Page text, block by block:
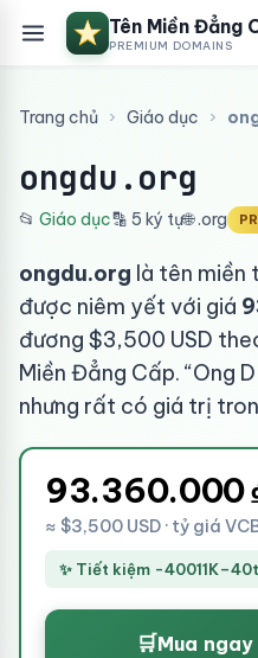
Tên Miền Đẳng
PREMIUM DOMAINS
Trang chủ › Giáo dục ›
ongdu.org
📂 Giáo dục🔡 5 ký tự🌐 .org
ongdu.org là tên miền
được niêm yết với giá
đương $3,500 USD
Miền Đẳng Cấp. “Ong
nhưng rất có giá trị
93.360.000
≈ $3,500 USD · tỷ giá
✨ Tiết kiệm -
🛒Mua ngay